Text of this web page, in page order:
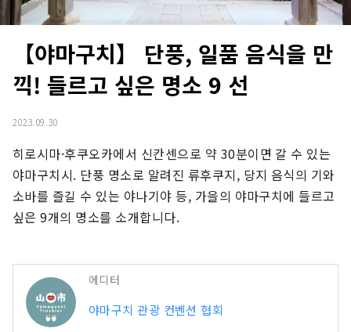
【야마구치】 단풍, 일품 음식을 만
끽! 들르고 싶은 명소 9 선
2023.09.30
히로시마·후쿠오카에서 신칸센으로 약 30분이면 갈 수 있는
야마구치시. 단풍 명소로 알려진 류후쿠지, 당지 음식의 기와
소바를 즐길 수 있는 야나기야 등, 가을의 야마구치에 들르고
싶은 9개의 명소를 소개합니다.
에디터
야마구치 관광 컨벤션 협회